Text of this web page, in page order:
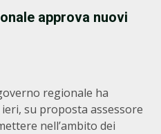
approva nuovi
regionale ha
su proposta assessore
nell’ambito dei